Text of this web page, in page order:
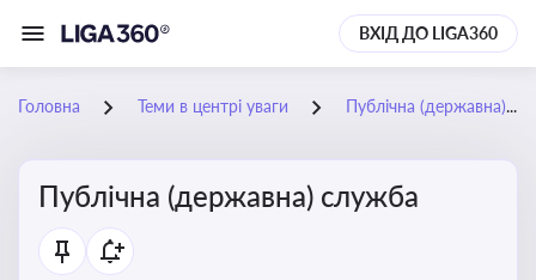
ВХІД ДО LIGA360
Головна Теми в центрі уваги Публічна (державна) служба
Публічна (державна) служба